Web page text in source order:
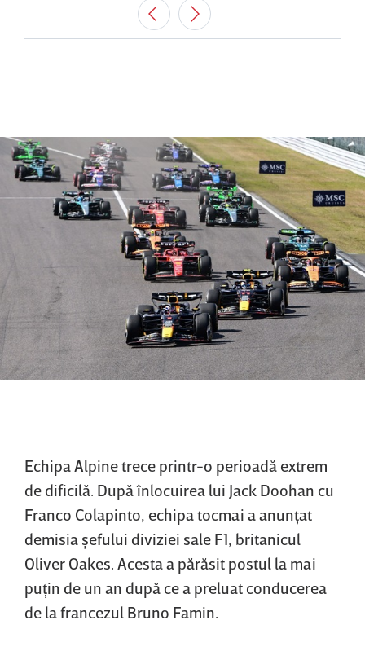
Echipa Alpine trece printr-o perioadă extrem
de dificilă. După înlocuirea lui Jack Doohan cu
Franco Colapinto, echipa tocmai a anunţat
demisia şefului diviziei sale F1, britanicul
Oliver Oakes. Acesta a părăsit postul la mai
puţin de un an după ce a preluat conducerea
de la francezul Bruno Famin.